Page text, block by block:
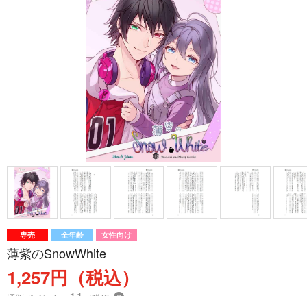
専売 全年齢 女性向け
薄紫のSnowWhite
1,257円（税込）